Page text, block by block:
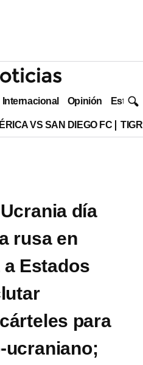
Internacional Opinión Estilo
VS SAN DIEGO FC
día
rusa en
Estados
para